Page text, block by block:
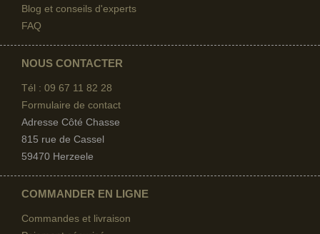
Blog et conseils d'experts
FAQ
NOUS CONTACTER
Tél : 09 67 11 82 28
Formulaire de contact
Adresse Côté Chasse
815 rue de Cassel
59470 Herzeele
COMMANDER EN LIGNE
Commandes et livraison